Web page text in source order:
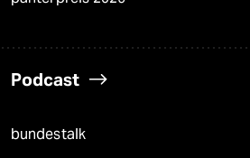
Podcast
bundestalk